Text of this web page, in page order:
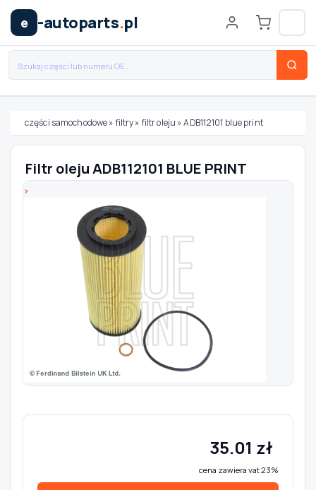
e -autoparts.pl
Wybierz swój pojazd
TYP / SILNIK
Szukaj pasujących części
Anuluj
części samochodowe» filtry» filtr oleju »ADB112101 blue print
Filtr oleju ADB112101 BLUE PRINT
35.01 zł
cena zawiera vat 23%